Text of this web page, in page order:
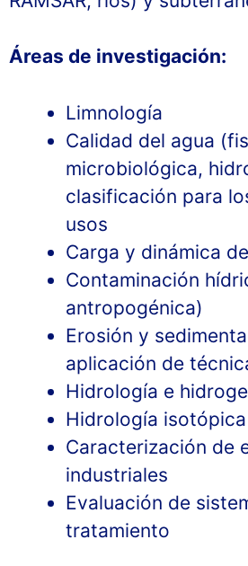
Áreas de investigación:
Limnología
Calidad del agua
microbiológica,
clasificación para
usos
Carga y dinámica
Contaminación
antropogénica)
Erosión y
aplicación de
Hidrología e
Hidrología isotópica
Caracterización de
industriales
Evaluación de
tratamiento